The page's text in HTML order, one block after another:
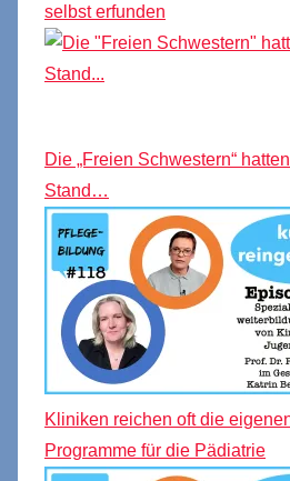
selbst erfunden
Die „Freien Schwestern“
Stand…
Kliniken reichen oft die
Programme für die Pädiatrie